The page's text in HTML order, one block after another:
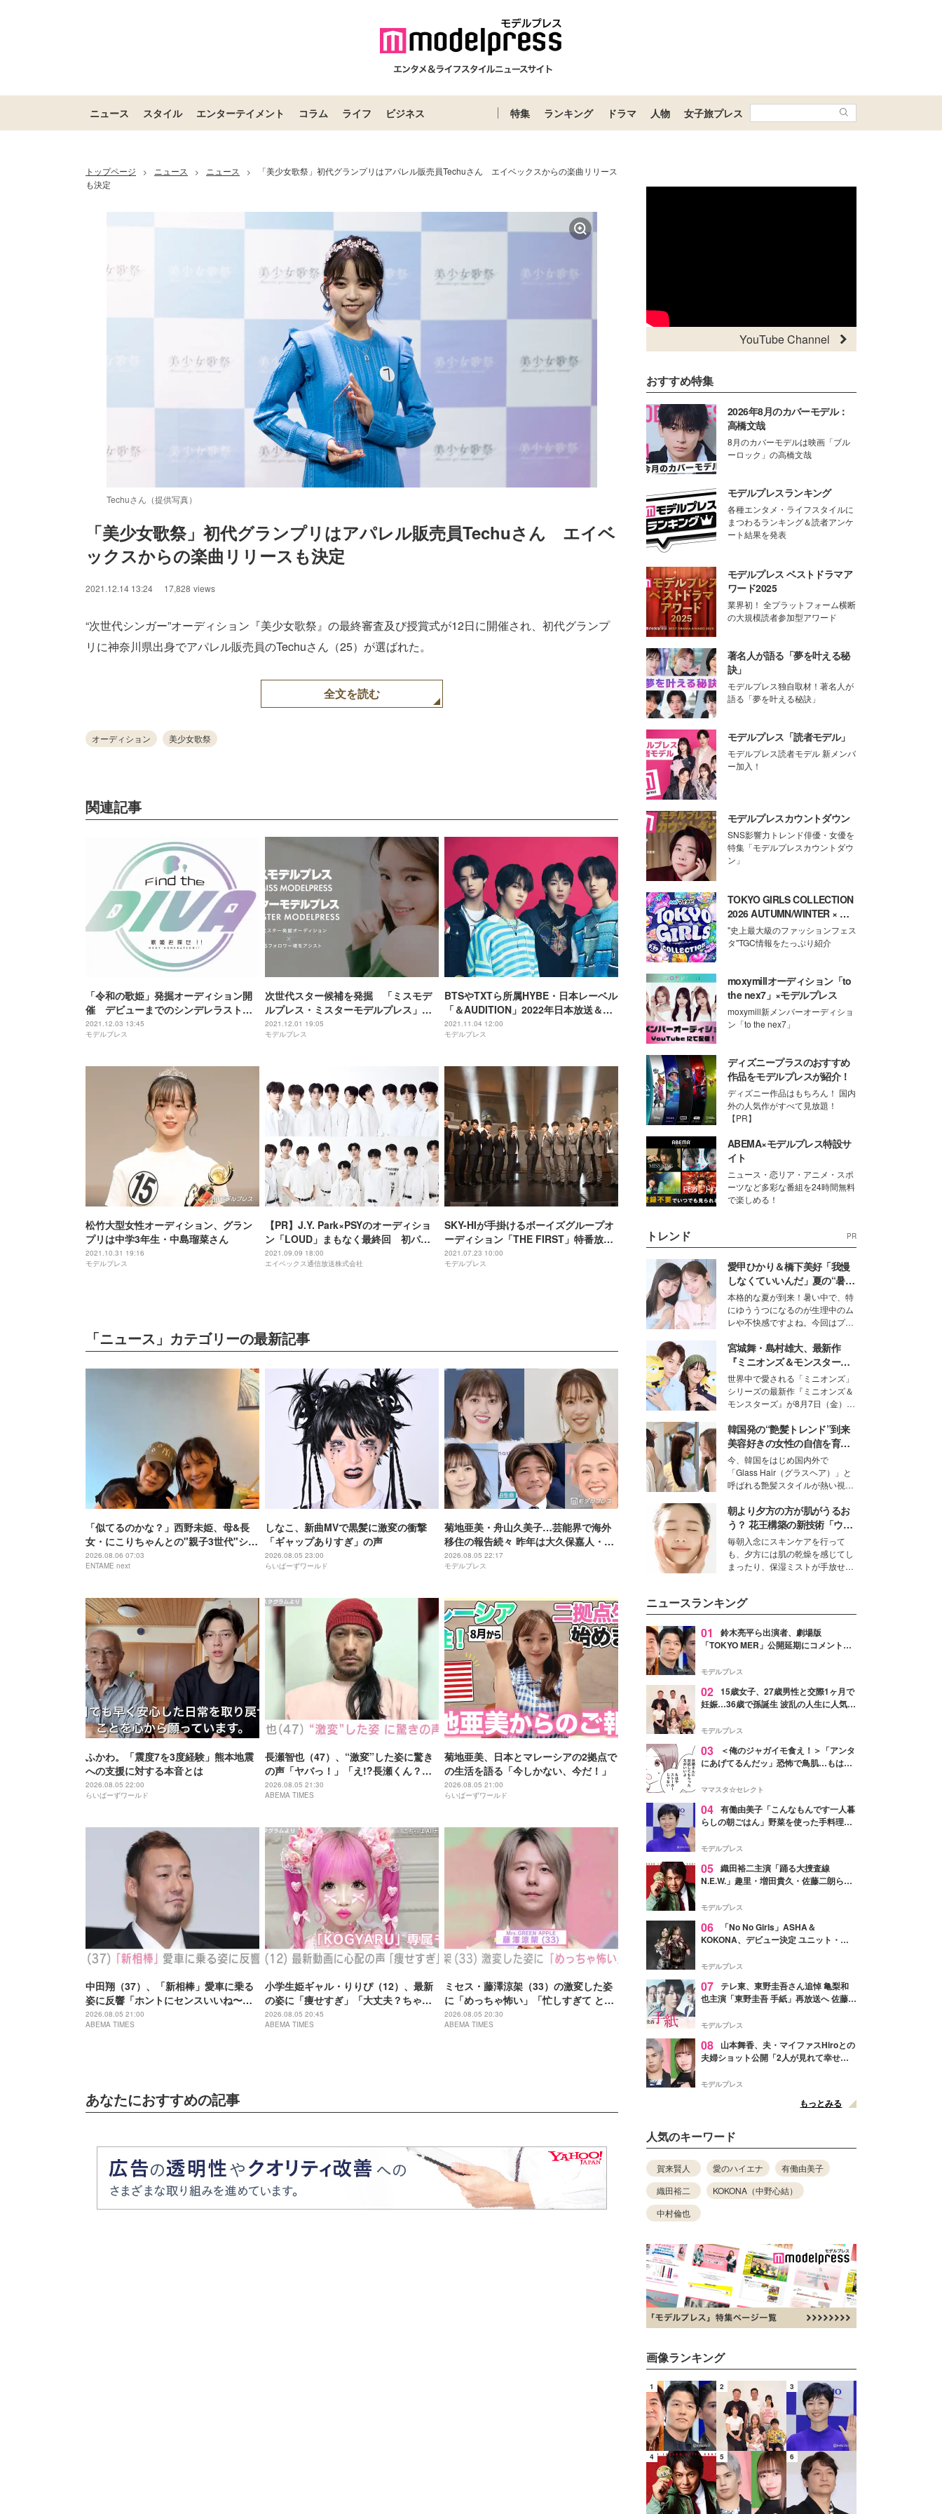
ニュース スタイル エンターテイメント コラム ライフ ビジネス 特集 ランキング ドラマ 人物 女子旅プレス
トップページ > ニュース > ニュース >
「美少女歌祭」初代グランプリはアパレル販売員Techuさん エイベックスからの楽曲リリース
も決定
Techuさん（提供写真）
Unmute Loaded
87.03%
「美少女歌祭」初代グランプリはアパレル販売員Techuさん　エイベ
ックスからの楽曲リリースも決定
2021.12.14 13:24 17,828 views
“次世代シンガー”オーディション『美少女歌祭』の最終審査及び授賞式が12日に開催され、初代グランプ
リに神奈川県出身でアパレル販売員のTechuさん（25）が選ばれた。
全文を読む
オーディション 美少女歌祭
関連記事
「令和の歌姫」発掘オーディション開
催 デビューまでのシンデレラストー
リーも放送
2021.12.03 13:45
モデルプレス
次世代スター候補を発掘 「ミスモデ
ルプレス・ミスターモデルプレス」オ
ーディション始動
2021.12.01 19:05
モデルプレス
BTSやTXTら所属HYBE・日本レーベル
「＆AUDITION」2022年日本放送＆
YouTube全世界配信決定
2021.11.04 12:00
モデルプレス
松竹大型女性オーディション、グラン
プリは中学3年生・中島瑠菜さん
2021.10.31 19:16
モデルプレス
【PR】J.Y. Park×PSYのオーディショ
ン「LOUD」まもなく最終回 初パフ
ォーマンスを日韓同時生配信
2021.09.09 18:00
エイベックス通信放送株式会社
SKY-HIが手掛けるボーイズグループオ
ーディション「THE FIRST」特番放送
決定
2021.07.23 10:00
モデルプレス
「ニュース」カテゴリーの最新記事
「似てるのかな？」西野未姫、母&長
女・にこりちゃんとの"親子3世代"ショ
ット公開「美人で素敵」
2026.08.06 07:03
ENTAME next
しなこ、新曲MVで黒髪に激変の衝撃
「ギャップありすぎ」の声
2026.08.05 23:00
らいばーずワールド
菊地亜美・舟山久美子…芸能界で海外
移住の報告続々 昨年は大久保嘉人・
SHELLY・優木まおみも
2026.08.05 22:17
モデルプレス
ふかわ。「震度7を3度経験」熊本地震
への支援に対する本音とは
2026.08.05 22:00
らいばーずワールド
長瀬智也（47）、“激変”した姿に驚き
の声「ヤバっ！」「え!?長瀬くん？」
「ワイルドさに磨きがかかってる」
2026.08.05 21:30
ABEMA TIMES
菊地亜美、日本とマレーシアの2拠点で
の生活を語る「今しかない、今だ！」
2026.08.05 21:00
らいばーずワールド
中田翔（37）、「新相棒」愛車に乗る
姿に反響「ホントにセンスいいね〜」
「何台持っているのですか？」
2026.08.05 21:00
ABEMA TIMES
小学生姫ギャル・りりぴ（12）、最新
の姿に「痩せすぎ」「大丈夫？ちゃん
とご飯食べてね」など心配の声
2026.08.05 20:45
ABEMA TIMES
ミセス・藤澤涼架（33）の激変した姿
に「めっちゃ怖い」「忙しすぎて とう
とうグレてしまったのね…」「カオス
すぎる」など驚きの声
2026.08.05 20:30
ABEMA TIMES
あなたにおすすめの記事
YouTube Channel
おすすめ特集
2026年8月のカバーモデル：
高橋文哉
8月のカバーモデルは映画「ブル
ーロック」の高橋文哉
モデルプレスランキング
各種エンタメ・ライフスタイルに
まつわるランキング＆読者アンケ
ート結果を発表
モデルプレス ベストドラマア
ワード2025
業界初！ 全プラットフォーム横断
の大規模読者参加型アワード
著名人が語る「夢を叶える秘
訣」
モデルプレス独自取材！著名人が
語る「夢を叶える秘訣」
モデルプレス「読者モデル」
モデルプレス読者モデル 新メンバ
ー加入！
モデルプレスカウントダウン
SNS影響力トレンド俳優・女優を
特集「モデルプレスカウントダウ
ン」
TOKYO GIRLS COLLECTION
2026 AUTUMN/WINTER × モ
デルプレス
"史上最大級のファッションフェス
タ"TGC情報をたっぷり紹介
moxymillオーディション「to
the nex7」×モデルプレス
moxymill新メンバーオーディショ
ン「to the nex7」
ディズニープラスのおすすめ
作品をモデルプレスが紹介！
ディズニー作品はもちろん！ 国内
外の人気作がすべて見放題！
【PR】
ABEMA×モデルプレス特設サ
イト
ニュース・恋リア・アニメ・スポ
ーツなど多彩な番組を24時間無料
で楽しめる！
トレンド PR
愛甲ひかり＆橋下美好「我慢
しなくていいんだ」夏の“暑さ
対策”の新しい選択肢とは？
本格的な夏が到来！暑い中で、特
にゆううつになるのが生理中のム
レや不快感ですよね。今回はプラ
モデル・愛甲ひかりさんと橋下美
好さんを迎えて本音で女子会トー
ク。猛暑のお出かけを快適に過ご
すヒントや、2人が感動した夏の
生理の新常識にも迫りました。
宮城舞・島村雄大、最新作
『ミニオンズ＆モンスター
ズ』の魅力熱弁 ハチャメチャ
だけじゃない“友情と絆”に感
動
世界中で愛される「ミニオンズ」
シリーズの最新作『ミニオンズ＆
モンスターズ』が8月7日（金）に
ニオン好き”という共通点を持つモ
デルの宮城舞と島村雄大の特別対
談をお届け！それぞれの視点か
ら、今作ならではの魅力や予想外
の感動をもたらす奥深いストーリ
ーについて熱く語り合ってもらっ
た。
韓国発の“艶髪トレンド”到来
美容好きの女性の自信を育む
「ヘアケア事情」って？
今、韓国をはじめ国内外で
「Glass Hair（グラスヘア）」と
呼ばれる艶髪スタイルが熱い視線
ションの完成度を高めるベースと
して、“髪そのものの美しさ”に改
めて注目する人が増えている様
子。今回は、そんな憧れの艶やか
な髪を日常で叶える、美容好きの
女性たちのヘアケア事情を紹介し
朝より夕方の方が肌がうるお
う？ 花王構築の新技術「ウォ
ーターキャプチャリングスキ
ン（捕水肌）」がスキンケア
の常識を変える予感
毎朝入念にスキンケアを行って
も、夕方には肌の乾燥を感じてし
まったり、保湿ミストが手放せな
性を秘めた、革新的な「Water
Capturing Skin（ウォーターキャ
プチャリングスキン：捕水肌）」
技術を、花王が構築した。
ニュースランキング
01
鈴木亮平ら出演者、劇場版
「TOKYO MER」公開延期にコメント
最大の敬意とエールを」
モデルプレス
02 15歳女子、27歳男性と交際1ヶ月で
妊娠…36歳で孫誕生 波乱の人生に人気タ
よ！」
モデルプレス
03
＜俺のジャガイモ食え！＞「アンタ
にあげてるんだッ」恐怖で鳥肌…もはや
ママスタ☆セレクト
04 有働由美子「こんなもんです一人暮
らしの朝ごはん」野菜を使った手料理公
そう」と反響
モデルプレス
05 織田裕二主演「踊る大捜査線
N.E.W.」趣里・増田貴久・佐藤二朗ら新
徴する“謎のキーワード”も
モデルプレス
06
「No No Girls」ASHA＆
KOKONA、デビュー決定 ユニット・
リリースへ
モデルプレス
07 テレ東、東野圭吾さん追悼 亀梨和
也主演「東野圭吾 手紙」再放送へ 佐藤隆
モデルプレス
08
山本舞香、夫・マイファスHiroとの
夫婦ショット公開「2人が見れて幸せ」
モデルプレス
もっとみる
人気のキーワード
賀来賢人 愛のハイエナ
有働由美子
織田裕二
KOKONA（中野心結）
中村倫也
画像ランキング
1 2 3
4 5 6